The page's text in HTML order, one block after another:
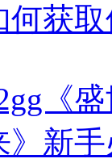
何获
《
》新